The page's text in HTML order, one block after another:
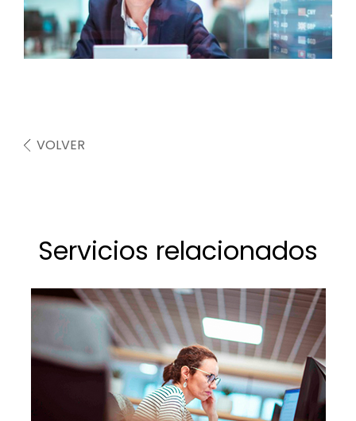
VOLVER
Servicios relacionados